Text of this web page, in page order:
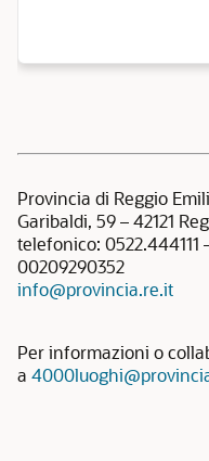
Provincia di Reggio
Garibaldi, 59 – 42121
telefonico: 0522.444111
00209290352
info@provincia.re.it
Per informazioni o
a